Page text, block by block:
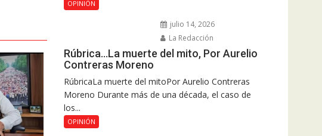
OPINIÓN
julio 14, 2026
La Redacción
Rúbrica…La muerte del mito, Por Aurelio
Contreras Moreno
RúbricaLa muerte del mitoPor Aurelio Contreras
Moreno Durante más de una década, el caso de
los...
OPINIÓN